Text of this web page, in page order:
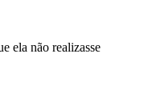
ela não realizasse